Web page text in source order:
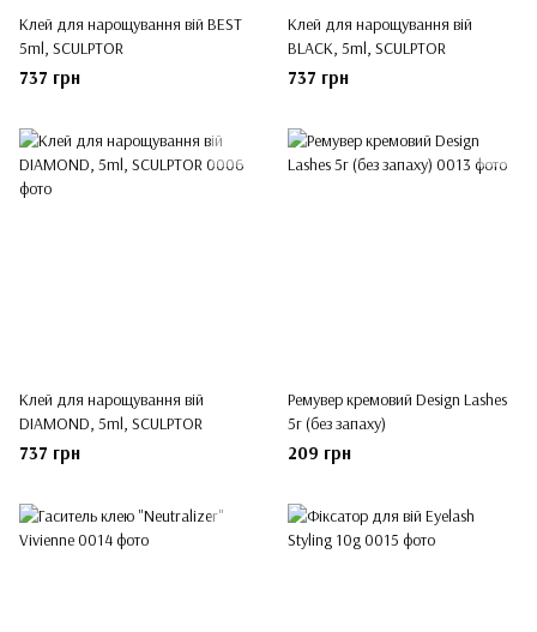
Клей для нарощування вій BEST
5ml, SCULPTOR
737 грн
Клей для нарощування вій
BLACK, 5ml, SCULPTOR
737 грн
Клей для нарощування вій
DIAMOND, 5ml, SCULPTOR
737 грн
Ремувер кремовий Design Lashes
5г (без запаху)
209 грн